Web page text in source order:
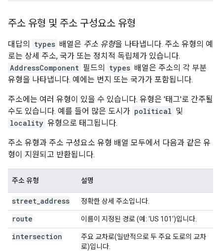
주소 유형 및 주소 구성요소 유형
대답의 types 배열은 주소 유형을 나타냅니다. 주소 유형의 예
로는 상세 주소, 국가 또는 정치적 독립체가 있습니다.
AddressComponent 필드의 types 배열은 주소의 각 부분
유형을 나타냅니다. 예에는 번지 또는 국가가 포함됩니다.
주소에는 여러 유형이 있을 수 있습니다. 유형은 '태그'로 간주될
수도 있습니다. 예를 들어 많은 도시가 political 및
locality 유형으로 태그됩니다.
주소 유형과 주소 구성요소 유형 배열 모두에서 다음과 같은 유
형이 지원되고 반환됩니다.
주소 유형 설명
street address 정확한 상세 주소입니다.
route 이름이 지정된 경로 (예: 'US 101')입니다.
intersection
주요 교차로(일반적으로 두 주요 도로의 교차
로)입니다.